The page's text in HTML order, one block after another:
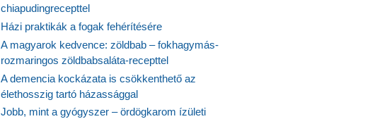
chiapudingrecepttel
Házi praktikák a fogak fehérítésére
A magyarok kedvence: zöldbab – fokhagymás-
rozmaringos zöldbabsaláta-recepttel
A demencia kockázata is csökkenthető az
élethosszig tartó házassággal
Jobb, mint a gyógyszer – ördögkarom ízületi